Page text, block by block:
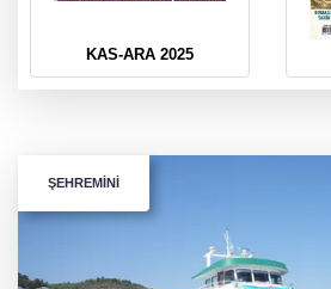
TEM-AĞU 2025
ŞEHREMİNİ